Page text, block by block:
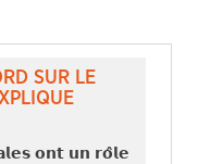
SUR LE
𝗼𝗻𝘁 𝘂𝗻 𝗿𝗼̂𝗹𝗲